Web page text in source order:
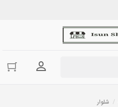
ورود به
/ شلوار